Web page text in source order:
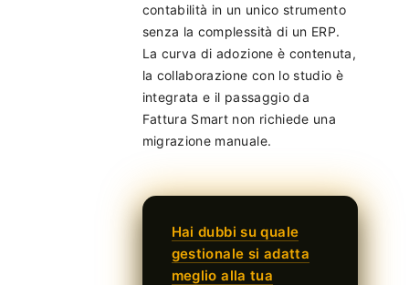
contabilità in un unico strumento
senza la complessità di un ERP.
La curva di adozione è contenuta,
la collaborazione con lo studio è
integrata e il passaggio da
Fattura Smart non richiede una
migrazione manuale.
Hai dubbi su quale
gestionale si adatta
meglio alla tua